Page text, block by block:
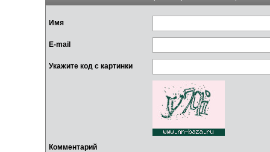
Имя
E-mail
Укажите код с картинки
Комментарий